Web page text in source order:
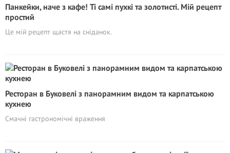
Панкейки, наче з кафе! Ті самі пухкі та золотисті. Мій рецепт
простий
Це мій рецепт щастя на сніданок.
Ресторан в Буковелі з панорамним видом та карпатською
кухнею
Cмачні гастрономічні враження